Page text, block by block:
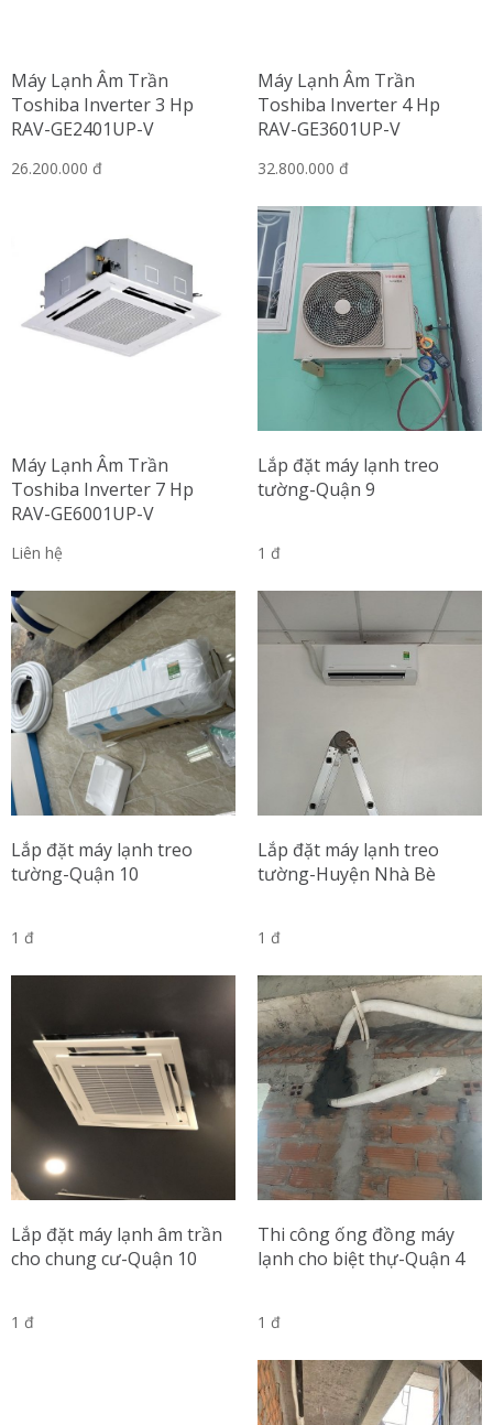
Máy Lạnh Âm Trần
Toshiba Inverter 3 Hp
RAV-GE2401UP-V
26.200.000 đ
Máy Lạnh Âm Trần
Toshiba Inverter 4 Hp
RAV-GE3601UP-V
32.800.000 đ
Máy Lạnh Âm Trần
Toshiba Inverter 7 Hp
RAV-GE6001UP-V
Liên hệ
Lắp đặt máy lạnh treo
tường-Quận 9
1 đ
Lắp đặt máy lạnh treo
tường-Quận 10
1 đ
Lắp đặt máy lạnh treo
tường-Huyện Nhà Bè
1 đ
Lắp đặt máy lạnh âm trần
cho chung cư-Quận 10
1 đ
Thi công ống đồng máy
lạnh cho biệt thự-Quận 4
1 đ